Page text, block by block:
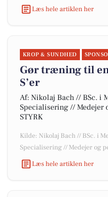
Læs hele artiklen her
KROP & SUNDHED
Gør træning til
S’er
Af: Nikolaj Bach // BSc. i
Specialisering //
STYRK
Kilde: Nikolaj Bach // BSc. i
Specialisering // Medejer og
Læs hele artiklen her